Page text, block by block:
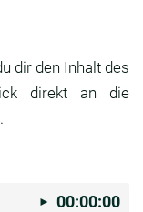
dir den Inhalt des
direkt an die
00:00:00